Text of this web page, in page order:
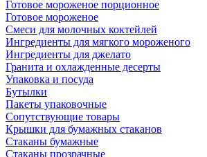
Готовое мороженое порционное
Готовое мороженое
Смеси для молочных коктейлей
Ингредиенты для мягкого мороженого
Ингредиенты для джелато
Гранита и охлажденные десерты
Упаковка и посуда
Бутылки
Пакеты упаковочные
Сопутствующие товары
Крышки для бумажных стаканов
Стаканы бумажные
Стаканы прозрачные